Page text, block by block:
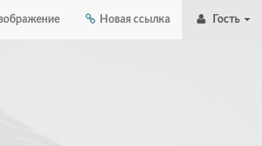
Новая ссылка Гость